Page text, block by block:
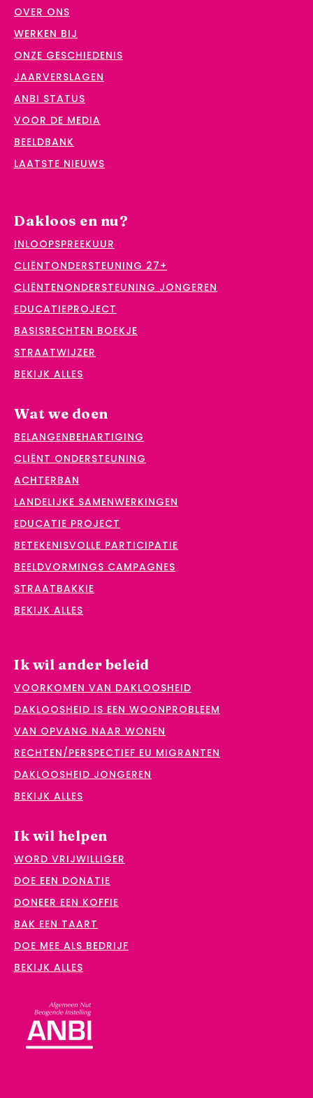
OVER ONS
WERKEN BIJ
ONZE GESCHIEDENIS
JAARVERSLAGEN
ANBI STATUS
VOOR DE MEDIA
BEELDBANK
LAATSTE NIEUWS
Dakloos en nu?
INLOOPSPREEKUUR
CLIËNTONDERSTEUNING 27+
CLIËNTENONDERSTEUNING JONGEREN
EDUCATIEPROJECT
BASISRECHTEN BOEKJE
STRAATWIJZER
BEKIJK ALLES
Wat we doen
BELANGENBEHARTIGING
CLIËNT ONDERSTEUNING
ACHTERBAN
LANDELIJKE SAMENWERKINGEN
EDUCATIE PROJECT
BETEKENISVOLLE PARTICIPATIE
BEELDVORMINGS CAMPAGNES
STRAATBAKKIE
BEKIJK ALLES
Ik wil ander beleid
VOORKOMEN VAN DAKLOOSHEID
DAKLOOSHEID IS EEN WOONPROBLEEM
VAN OPVANG NAAR WONEN
RECHTEN/PERSPECTIEF EU MIGRANTEN
DAKLOOSHEID JONGEREN
BEKIJK ALLES
Ik wil helpen
WORD VRIJWILLIGER
DOE EEN DONATIE
DONEER EEN KOFFIE
BAK EEN TAART
DOE MEE ALS BEDRIJF
BEKIJK ALLES